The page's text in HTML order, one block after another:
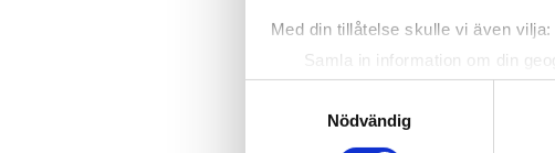
Med din tillåtelse skulle vi även vilja:
Samla in information om din
Identifiera din enhet genom att
Ta reda på mer om hur dina
Nödvändig